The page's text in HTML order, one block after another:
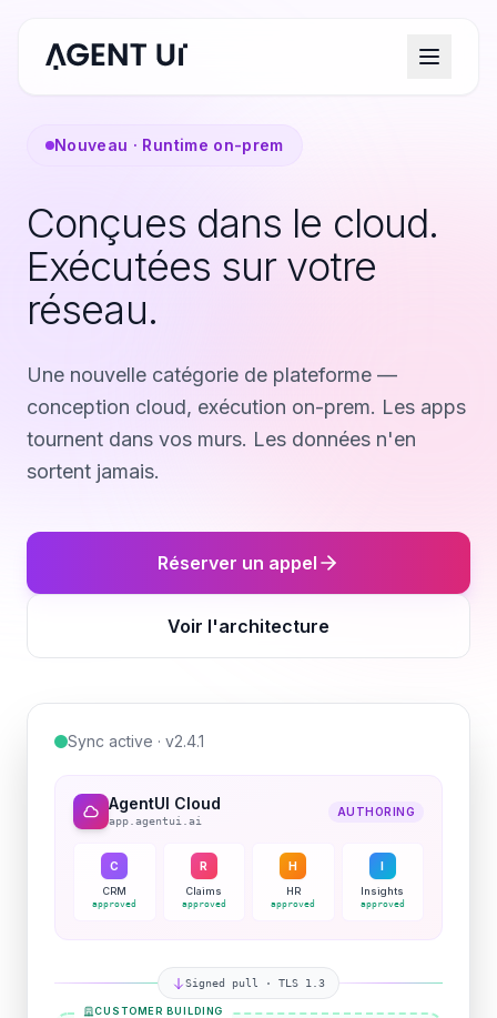
Nouveau · Runtime on-prem
Conçues dans le cloud.
Exécutées sur votre
réseau.
Une nouvelle catégorie de plateforme —
conception cloud, exécution on-prem. Les apps
tournent dans vos murs. Les données n'en
sortent jamais.
Réserver un appel
Voir l'architecture
Sync active · v2.4.1
AgentUI Cloud
app.agentui.ai
AUTHORING
C
CRM
approved
R
Claims
approved
H
HR
approved
I
Insights
approved
Signed pull · TLS 1.3
CUSTOMER BUILDING